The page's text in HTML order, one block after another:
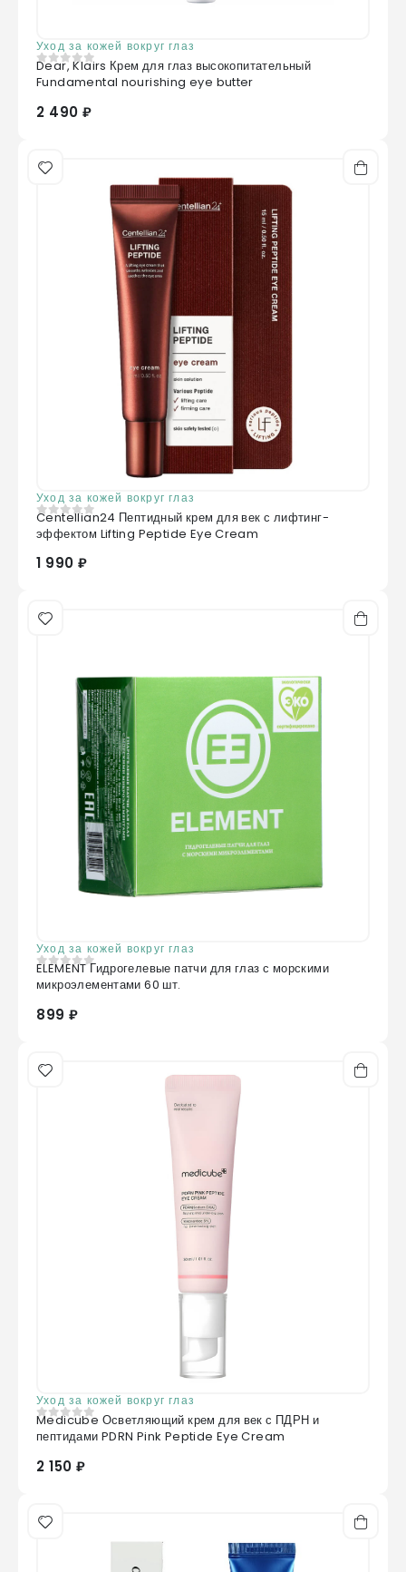
Уход за кожей вокруг глаз
0 из 5
Dear, Klairs Крем для глаз высокопитательный
Fundamental nourishing eye butter
2 490 ₽
Уход за кожей вокруг глаз
0из 5
Centellian24 Пептидный крем для век с лифтинг-
эффектом Lifting Peptide Eye Cream
1 990 ₽
Уход за кожей вокруг глаз
0из 5
ELEMENT Гидрогелевые патчи для глаз с морскими
микроэлементами 60 шт.
899 ₽
Уход за кожей вокруг глаз
0из 5
Medicube Осветляющий крем для век с ПДРН и
пептидами PDRN Pink Peptide Eye Cream
2 150 ₽